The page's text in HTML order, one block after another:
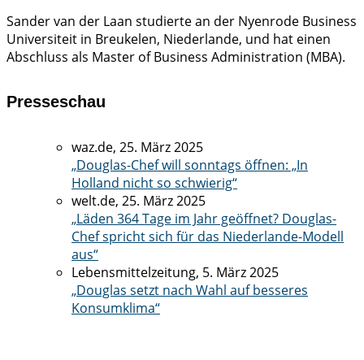
Sander van der Laan studierte an der Nyenrode Business
Universiteit in Breukelen, Niederlande, und hat einen
Abschluss als Master of Business Administration (MBA).
Presseschau
waz.de, 25. März 2025
„Douglas-Chef will sonntags öffnen: „In
Holland nicht so schwierig“
welt.de, 25. März 2025
„Läden 364 Tage im Jahr geöffnet? Douglas-
Chef spricht sich für das Niederlande-Modell
aus“
Lebensmittelzeitung, 5. März 2025
„Douglas setzt nach Wahl auf besseres
Konsumklima“